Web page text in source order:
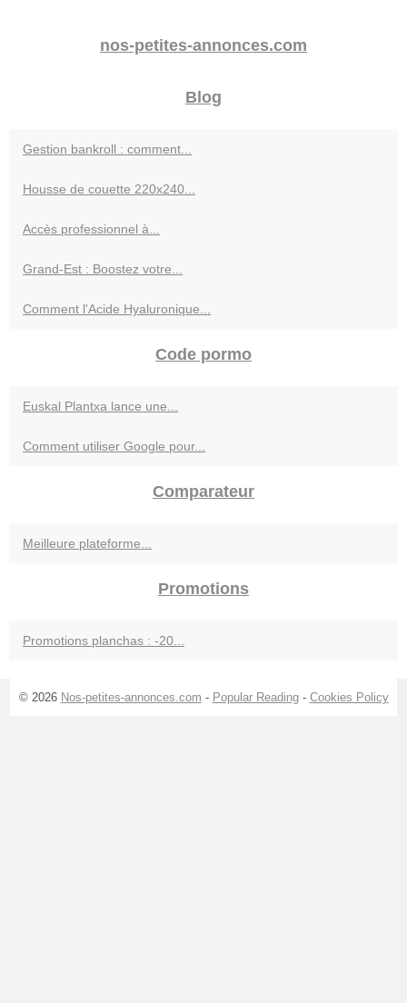
nos-petites-annonces.com
Blog
Gestion bankroll : comment...
Housse de couette 220x240...
Accès professionnel à...
Grand-Est : Boostez votre...
Comment l'Acide Hyaluronique...
Code pormo
Euskal Plantxa lance une...
Comment utiliser Google pour...
Comparateur
Meilleure plateforme...
Promotions
Promotions planchas : -20...
© 2026 Nos-petites-annonces.com - Popular Reading- Cookies Policy